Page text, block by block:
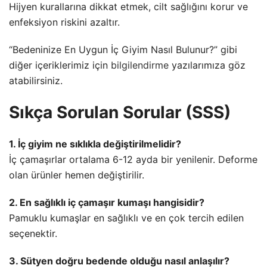
Hijyen kurallarına dikkat etmek, cilt sağlığını korur ve
enfeksiyon riskini azaltır.
“Bedeninize En Uygun İç Giyim Nasıl Bulunur?” gibi
diğer içeriklerimiz için bilgilendirme yazılarımıza göz
atabilirsiniz.
Sıkça Sorulan Sorular (SSS)
1. İç giyim ne sıklıkla değiştirilmelidir?
İç çamaşırlar ortalama 6-12 ayda bir yenilenir. Deforme
olan ürünler hemen değiştirilir.
2. En sağlıklı iç çamaşır kumaşı hangisidir?
Pamuklu kumaşlar en sağlıklı ve en çok tercih edilen
seçenektir.
3. Sütyen doğru bedende olduğu nasıl anlaşılır?